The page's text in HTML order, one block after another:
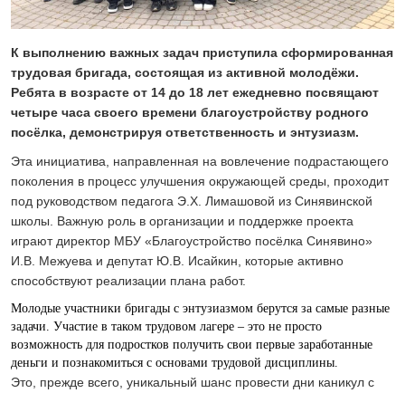
24 ИЮЛЯ 2026
ОБЩЕСТВО
Скоро в школу!
24 ИЮЛЯ 2026
ОБЩЕСТВО
Спрашивали? Отвечаем!
04 АВГУСТА 2026
К выполнению важных задач приступила сформированная
трудовая бригада, состоящая из активной молодёжи.
Ребята в возрасте от 14 до 18 лет ежедневно посвящают
четыре часа своего времени благоустройству родного
посёлка, демонстрируя ответственность и энтузиазм.
Эта инициатива, направленная на вовлечение подрастающего
поколения в процесс улучшения окружающей среды, проходит
под руководством педагога Э.Х. Лимашовой из Синявинской
школы. Важную роль в организации и поддержке проекта
играют директор МБУ «Благоустройство посёлка Синявино»
И.В. Межуева и депутат Ю.В. Исайкин, которые активно
способствуют реализации плана работ.
Молодые участники бригады с энтузиазмом берутся за самые разные
задачи. Участие в таком трудовом лагере – это не просто
возможность для подростков получить свои первые заработанные
деньги и познакомиться с основами трудовой дисциплины.
Это, прежде всего, уникальный шанс провести дни каникул с